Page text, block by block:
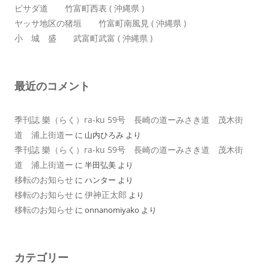
ピサダ道 竹富町西表 ( 沖縄県 )
ヤッサ地区の猪垣 竹富町南風見 ( 沖縄県 )
小 城 盛 武富町武富 ( 沖縄県 )
最近のコメント
季刊誌 樂（らく）ra-ku 59号 長崎の道ーみさき道 茂木街
道 浦上街道ー に 山内ひろみ より
季刊誌 樂（らく）ra-ku 59号 長崎の道ーみさき道 茂木街
道 浦上街道ー に 半田弘美 より
移転のお知らせ に ハンター より
移転のお知らせ に 伊神正太郎 より
移転のお知らせ に onnanomiyako より
カテゴリー